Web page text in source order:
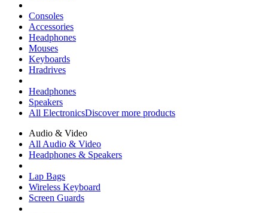
Consoles
Accessories
Headphones
Mouses
Keyboards
Hradrives
Headphones
Speakers
All ElectronicsDiscover more products
Audio & Video
All Audio & Video
Headphones & Speakers
Lap Bags
Wireless Keyboard
Screen Guards